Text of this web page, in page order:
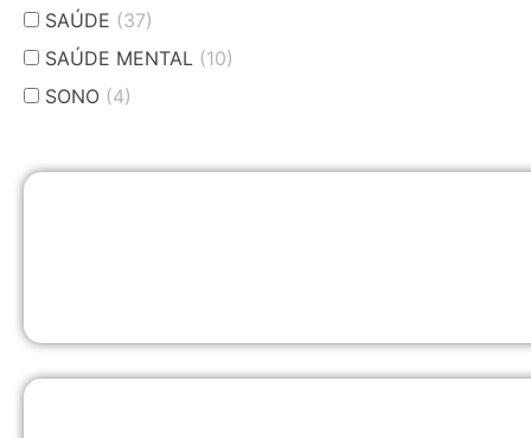
SAÚDE (37)
SAÚDE MENTAL (10)
SONO (4)